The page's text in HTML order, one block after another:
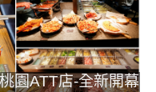
園ATT店-全新開幕